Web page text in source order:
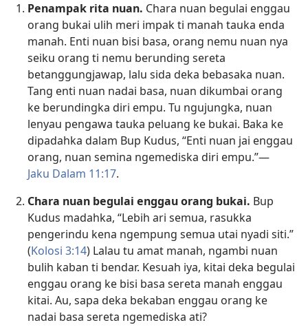
Penampak rita nuan. Chara nuan begulai enggau
orang bukai ulih meri impak ti manah tauka enda
manah. Enti nuan bisi basa, orang nemu nuan nya
seiku orang ti nemu berunding sereta
betanggungjawap, lalu sida deka bebasaka nuan.
Tang enti nuan nadai basa, nuan dikumbai orang
ke berundingka diri empu. Tu ngujungka, nuan
lenyau pengawa tauka peluang ke bukai. Baka ke
dipadahka dalam Bup Kudus, “Enti nuan jai enggau
orang, nuan semina ngemediska diri empu.”—
Jaku Dalam 11:17.
Chara nuan begulai enggau orang bukai. Bup
Kudus madahka, “Lebih ari semua, rasukka
pengerindu kena ngempung semua utai nyadi siti.”
(Kolosi 3:14) Lalau tu amat manah, ngambi nuan
bulih kaban ti bendar. Kesuah iya, kitai deka begulai
enggau orang ke bisi basa sereta manah enggau
kitai. Au, sapa deka bekaban enggau orang ke
nadai basa sereta ngemediska ati?